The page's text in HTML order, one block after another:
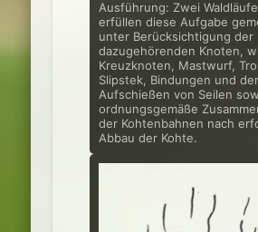
Ausführung: Zwei
erfüllen diese Aufgabe
unter Be­rücksichtigung der
dazugehörenden Knoten,
Kreuzknoten, Mastwurf,
Slipstek, Bindungen und
Aufschießen von Seilen
ordnungsgemäße
der Kohtenbahnen nach
Abbau der Kohte.